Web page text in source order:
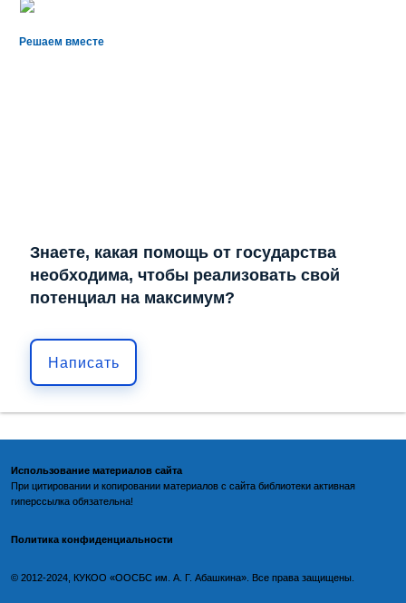
Решаем вместе
Знаете, какая помощь от государства
необходима, чтобы реализовать свой
потенциал на максимум?
Написать
Использование материалов сайта
При цитировании и копировании материалов с сайта библиотеки активная
гиперссылка обязательна!
Политика конфиденциальности
©️ 2012-2024, КУКОО «ООСБС им. А. Г. Абашкина». Все права защищены.